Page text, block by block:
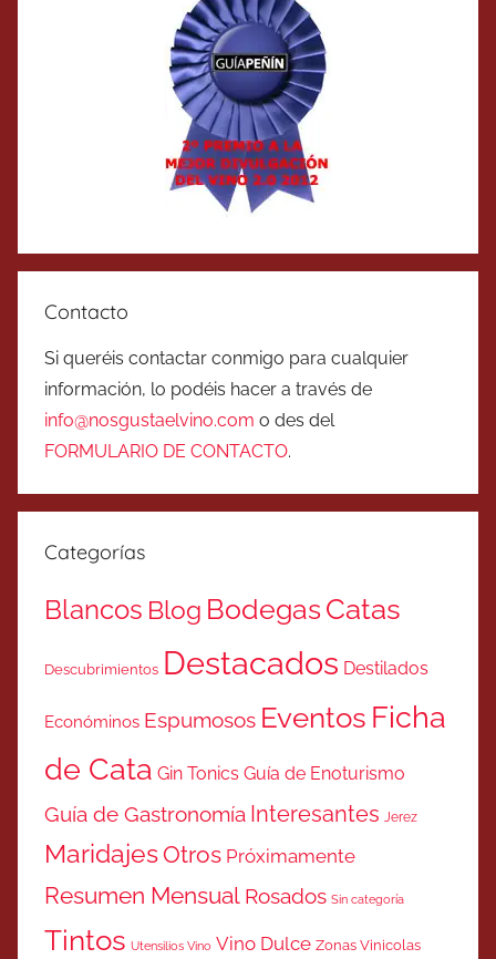
Contacto
Si queréis contactar conmigo para cualquier
información, lo podéis hacer a través de
info@nosgustaelvino.com o des del
FORMULARIO DE CONTACTO.
Categorías
Blancos Blog BodegasCatas
Descubrimientos Destacados Destilados
Económinos Espumosos Eventos Ficha
de Cata Gin Tonics Guía de Enoturismo
Guía de Gastronomía Interesantes Jerez
MaridajesOtros Próximamente
Resumen Mensual Rosados Sin categoría
Tintos Utensilios Vino Vino Dulce Zonas Vinicolas